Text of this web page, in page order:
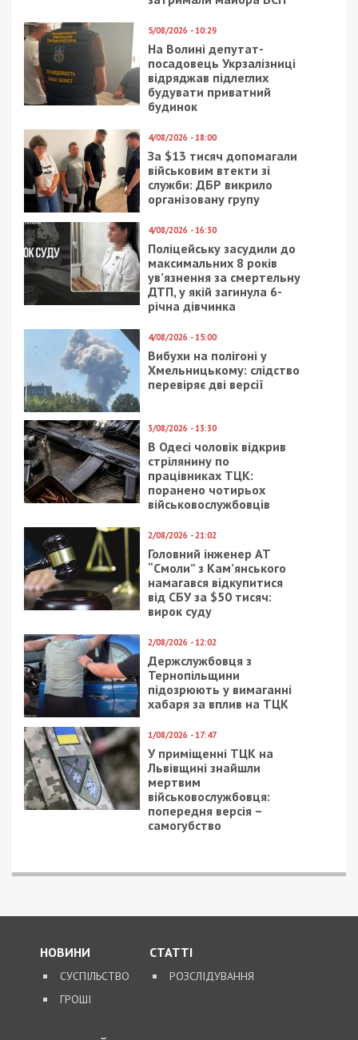
5/08/2026 - 10:29
На Волині депутат-
посадовець Укрзалізниці
відряджав підлеглих
будувати приватний
будинок
4/08/2026 - 18:00
За $13 тисяч допомагали
військовим втекти зі
служби: ДБР викрило
організовану групу
4/08/2026 - 16:30
Поліцейську засудили до
максимальних 8 років
ув’язнення за смертельну
ДТП, у якій загинула 6-
річна дівчинка
4/08/2026 - 15:00
Вибухи на полігоні у
Хмельницькому: слідство
перевіряє дві версії
3/08/2026 - 13:30
В Одесі чоловік відкрив
стрілянину по
працівниках ТЦК:
поранено чотирьох
військовослужбовців
2/08/2026 - 21:02
Головний інженер АТ
“Смоли” з Кам’янського
намагався відкупитися
від СБУ за $50 тисяч:
вирок суду
2/08/2026 - 12:02
Держслужбовця з
Тернопільщини
підозрюють у вимаганні
хабаря за вплив на ТЦК
1/08/2026 - 17:47
У приміщенні ТЦК на
Львівщині знайшли
мертвим
військовослужбовця:
попередня версія –
самогубство
НОВИНИ
СУСПІЛЬСТВО
ГРОШІ
СТАТТІ
РОЗСЛІДУВАННЯ